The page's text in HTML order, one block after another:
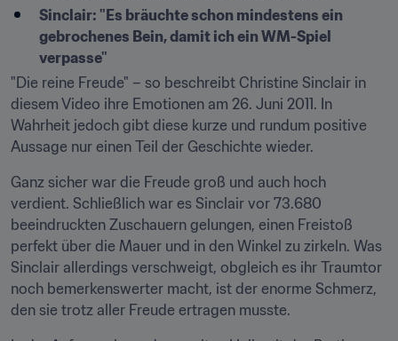
Sinclair: "Es bräuchte schon mindestens ein
gebrochenes Bein, damit ich ein WM-Spiel
verpasse"
"Die reine Freude" – so beschreibt Christine Sinclair in
diesem Video ihre Emotionen am 26. Juni 2011. In
Wahrheit jedoch gibt diese kurze und rundum positive
Aussage nur einen Teil der Geschichte wieder.
Ganz sicher war die Freude groß und auch hoch
verdient. Schließlich war es Sinclair vor 73.680
beeindruckten Zuschauern gelungen, einen Freistoß
perfekt über die Mauer und in den Winkel zu zirkeln. Was
Sinclair allerdings verschweigt, obgleich es ihr Traumtor
noch bemerkenswerter macht, ist der enorme Schmerz,
den sie trotz aller Freude ertragen musste.